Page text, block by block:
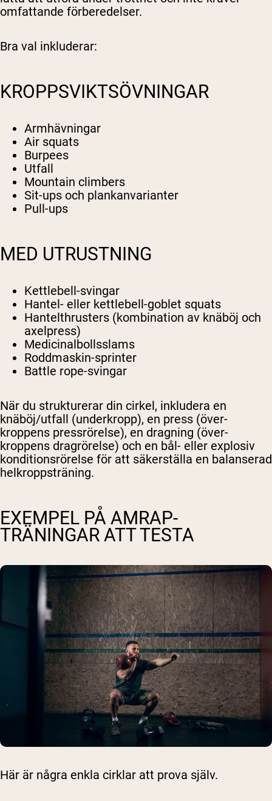
omfattande förberedelser.
Bra val inkluderar:
KROPPSVIKTSÖVNINGAR
Armhävningar
Air squats
Burpees
Utfall
Mountain climbers
Sit-ups och plankanvarianter
Pull-ups
MED UTRUSTNING
Kettlebell-svingar
Hantel- eller kettlebell-goblet squats
Hantelthrusters (kombination av knäböj och
axelpress)
Medicinalbollsslams
Roddmaskin-sprinter
Battle rope-svingar
När du strukturerar din cirkel, inkludera en
knäböj/utfall (underkropp), en press (över­
kroppens pressrörelse), en dragning (över­
kroppens dragrörelse) och en bål- eller explosiv
konditionsrörelse för att säkerställa en balanserad
helkroppsträning.
EXEMPEL PÅ AMRAP-
TRÄNINGAR ATT TESTA
Här är några enkla cirklar att prova själv.